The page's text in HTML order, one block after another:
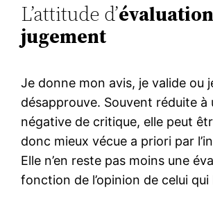
L’attitude d’
jugement
Je donne mon avis, je valide ou
désapprouve. Souvent réduite à
négative de critique, elle peut
donc mieux vécue a priori par
Elle n’en reste pas moins une
fonction de l’opinion de celui qui